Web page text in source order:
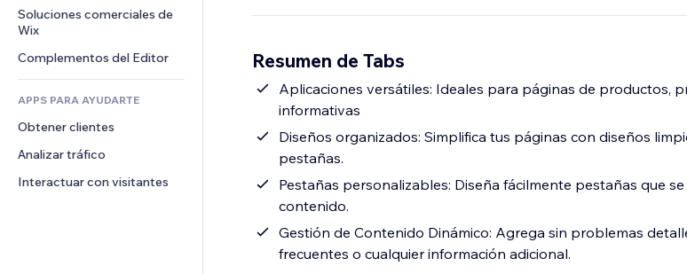
Crowdfunding
Alimentos y bebidas
Noticias
Servicios de contenido
Efectos de texto
Banners e insignias
Calculadoras
Buscar
Teléfono
Comunidad
Reseñas y testimonios
Soluciones comerciales de
Wix
Complementos del Editor
APPS PARA AYUDARTE
Obtener clientes
Analizar tráfico
Interactuar con visitantes
Resumen de Tabs
Aplicaciones versátiles: Ideales para páginas de productos,
informativas
Diseños organizados: Simplifica tus páginas con diseños
pestañas.
Pestañas personalizables: Diseña fácilmente pestañas que
contenido.
Gestión de Contenido Dinámico: Agrega sin problemas
frecuentes o cualquier información adicional.